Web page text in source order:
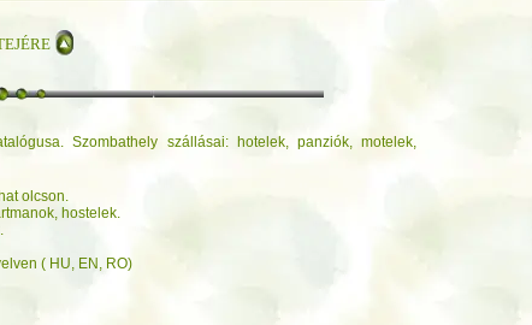
Szombathely szállásai: hotelek, panziók, motelek,
olcson.
hostelek.
( HU, EN, RO)